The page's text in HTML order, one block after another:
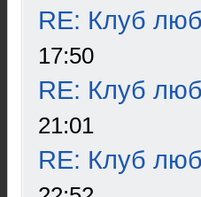
RE: Клуб
17:50
RE: Клуб
21:01
RE: Клуб